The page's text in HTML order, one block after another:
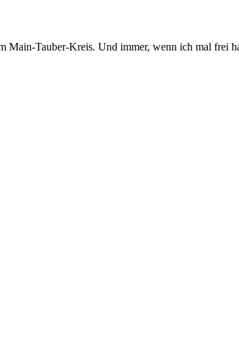
Tauber-Kreis. Und immer, wenn ich mal frei